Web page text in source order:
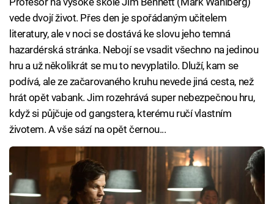
vede dvojí život. Přes den je spořádaným učitelem
literatury, ale v noci se dostává ke slovu jeho temná
hazardérská stránka. Nebojí se vsadit všechno na jedinou
hru a už několikrát se mu to nevyplatilo. Dluží, kam se
podívá, ale ze začarovaného kruhu nevede jiná cesta, než
hrát opět vabank. Jim rozehrává super nebezpečnou hru,
když si půjčuje od gangstera, kterému ručí vlastním
životem. A vše sází na opět černou...